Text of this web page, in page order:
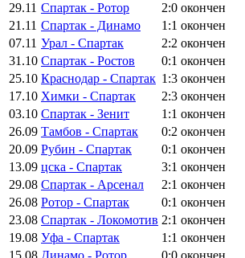
29.11 Спартак - Ротор 2:0 окончен
21.11 Спартак - Динамо 1:1 окончен
07.11 Урал - Спартак 2:2 окончен
31.10 Спартак - Ростов 0:1 окончен
25.10 Краснодар - Спартак 1:3 окончен
17.10 Химки - Спартак 2:3 окончен
03.10 Спартак - Зенит 1:1 окончен
26.09 Тамбов - Спартак 0:2 окончен
20.09 Рубин - Спартак 0:1 окончен
13.09 цска - Спартак 3:1 окончен
29.08 Спартак - Арсенал 2:1 окончен
26.08 Ротор - Спартак 0:1 окончен
23.08 Спартак - Локомотив 2:1 окончен
19.08 Уфа - Спартак 1:1 окончен
15.08 Динамо - Ротор 0:0 окончен